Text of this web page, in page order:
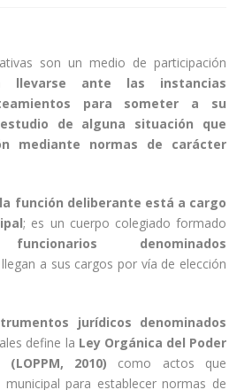
son un medio de participación
llevarse ante las instancias
para someter a su
de alguna situación que
mediante normas de carácter
la función deliberante está a cargo
; es un cuerpo colegiado formado
denominados
a sus cargos por vía de elección
jurídicos denominados
define la Ley Orgánica del Poder
2010) como actos que
para establecer normas de